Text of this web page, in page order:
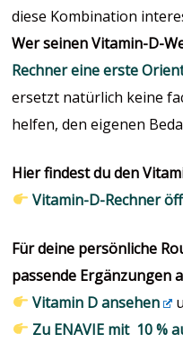
diese Kombination
Wer seinen Vitamin-D-
Rechner eine erste
ersetzt natürlich keine
helfen, den eigenen
Hier findest du den
Vitamin-D-Rechner
Für deine persönliche
passende Ergänzungen
Vitamin D ansehen
Zu ENAVIE mit 10 %